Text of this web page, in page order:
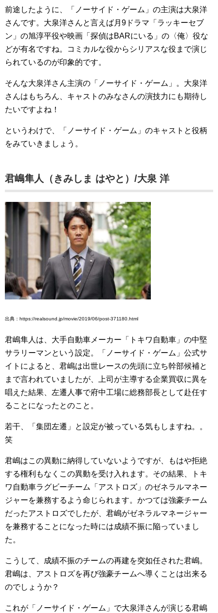
前途したように、「ノーサイド・ゲーム」の主演は大泉洋
さんです。大泉洋さんと言えば月9ドラマ「ラッキーセブ
ン」の旭淳平役や映画「探偵はBARにいる」の〈俺〉役な
どが有名ですね。コミカルな役からシリアスな役まで演じ
られているのが印象的です。
そんな大泉洋さん主演の「ノーサイド・ゲーム」。大泉洋
さんはもちろん、キャストのみなさんの演技力にも期待し
たいですよね！
というわけで、「ノーサイド・ゲーム」のキャストと役柄
をみていきましょう。
君嶋隼人（きみしま はやと）/大泉 洋
出典：https://realsound.jp/movie/2019/06/post-371180.html
君嶋隼人は、大手自動車メーカー「トキワ自動車」の中堅
サラリーマンという設定。「ノーサイド・ゲーム」公式サ
イトによると、君嶋は出世レースの先頭に立ち幹部候補と
まで言われていましたが、上司が主導する企業買収に異を
唱えた結果、左遷人事で府中工場に総務部長として赴任す
ることになったとのこと。
若干、「集団左遷」と設定が被っている気もしますね。。
笑
君嶋はこの異動に納得していないようですが、もはや拒絶
する権利もなくこの異動を受け入れます。その結果、トキ
ワ自動車ラグビーチーム「アストロズ」のゼネラルマネー
ジャーを兼務するよう命じられます。かつては強豪チーム
だったアストロズでしたが、君嶋がゼネラルマネージャー
を兼務することになった時には成績不振に陥っていまし
た。
こうして、成績不振のチームの再建を突如任された君嶋。
君嶋は、アストロズを再び強豪チームへ導くことは出来る
のでしょうか？
これが「ノーサイド・ゲーム」で大泉洋さんが演じる君嶋